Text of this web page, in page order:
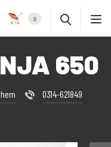
0
650
0314-621849